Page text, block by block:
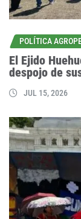
POLÍTICA
El Ejido
despojo de
JUL 15, 2026